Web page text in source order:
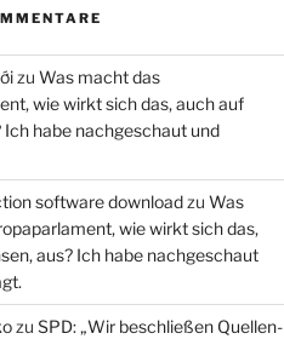
zu Was macht das
wie wirkt sich das, auch auf
Ich habe nachgeschaut und
software downloadzu Was
wie wirkt sich das,
aus? Ich habe nachgeschaut
zu SPD: „Wir beschließen Quellen-